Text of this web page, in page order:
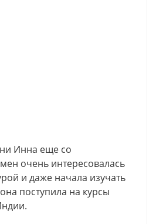
Инна еще со
очень интересовалась
и даже начала изучать
поступила на курсы